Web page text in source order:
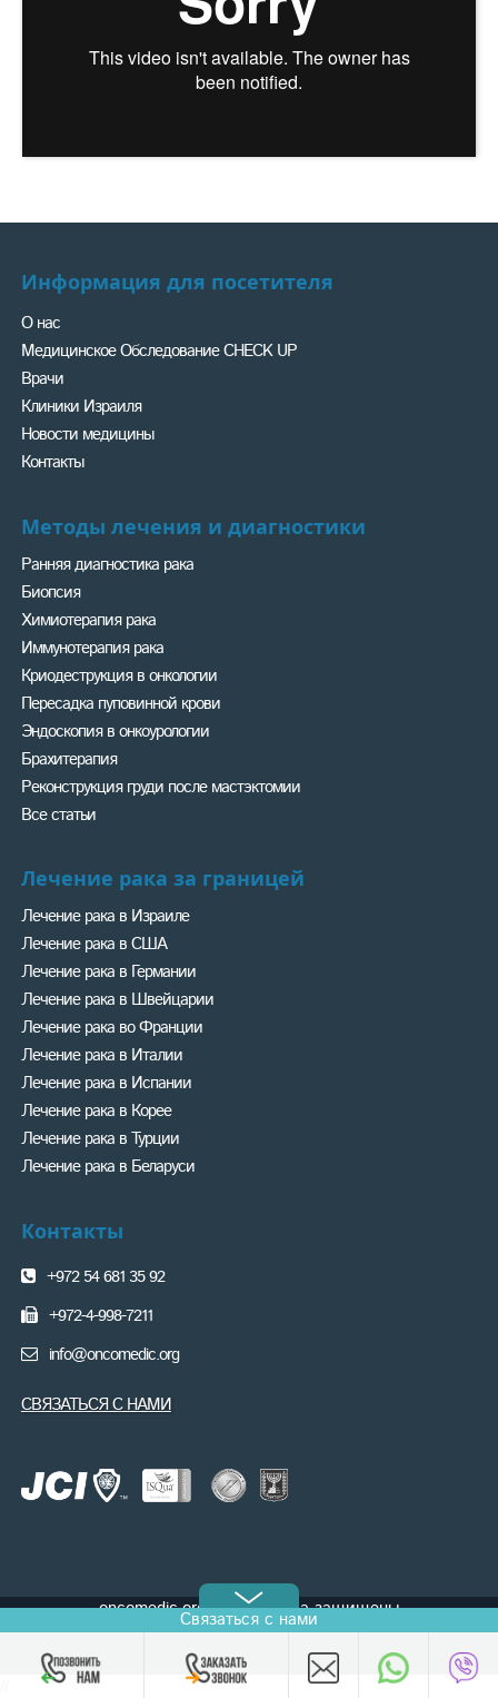
Информация для посетителя
О нас
Медицинское Обследование CHECK UP
Врачи
Клиники Израиля
Новости медицины
Контакты
Методы лечения и диагностики
Ранняя диагностика рака
Биопсия
Химиотерапия рака
Иммунотерапия рака
Криодеструкция в онкологии
Пересадка пуповинной крови
Эндоскопия в онкоурологии
Брахитерапия
Реконструкция груди после мастэктомии
Все статьи
Лечение рака за границей
Лечение рака в Израиле
Лечение рака в США
Лечение рака в Германии
Лечение рака в Швейцарии
Лечение рака во Франции
Лечение рака в Италии
Лечение рака в Испании
Лечение рака в Корее
Лечение рака в Турции
Лечение рака в Беларуси
Контакты
+972 54 681 35 92
+972-4-998-7211
info@oncomedic.org
СВЯЗАТЬСЯ С НАМИ
oncomedic.org © Все права защищены
Связаться с нами